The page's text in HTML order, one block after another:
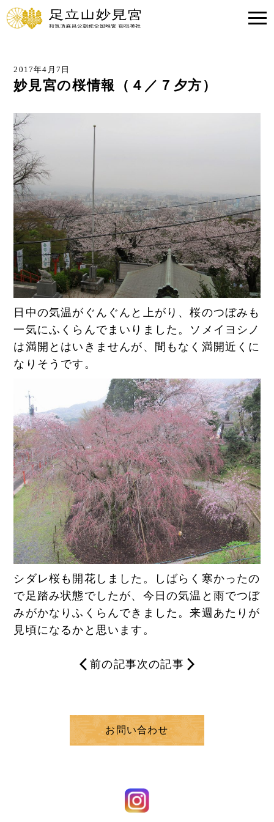
2017年4月7日
妙見宮の桜情報（４／７夕方）
日中の気温がぐんぐんと上がり、桜のつぼみも
一気にふくらんでまいりました。ソメイヨシノ
は満開とはいきませんが、間もなく満開近くに
なりそうです。
シダレ桜も開花しました。しばらく寒かったの
で足踏み状態でしたが、今日の気温と雨でつぼ
みがかなりふくらんできました。来週あたりが
見頃になるかと思います。
前の記事次の記事
お問い合わせ